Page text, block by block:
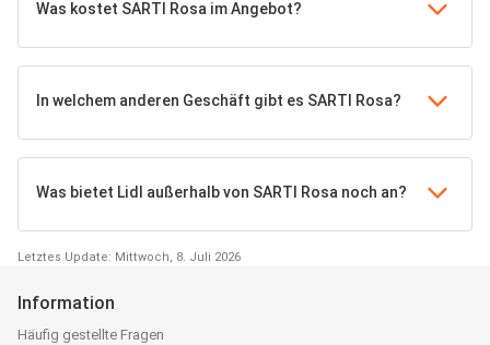
Was kostet SARTI Rosa im Angebot?
In welchem anderen Geschäft gibt es SARTI Rosa?
Was bietet Lidl außerhalb von SARTI Rosa noch an?
Letztes Update: Mittwoch, 8. Juli 2026
Information
Häufig gestellte Fragen